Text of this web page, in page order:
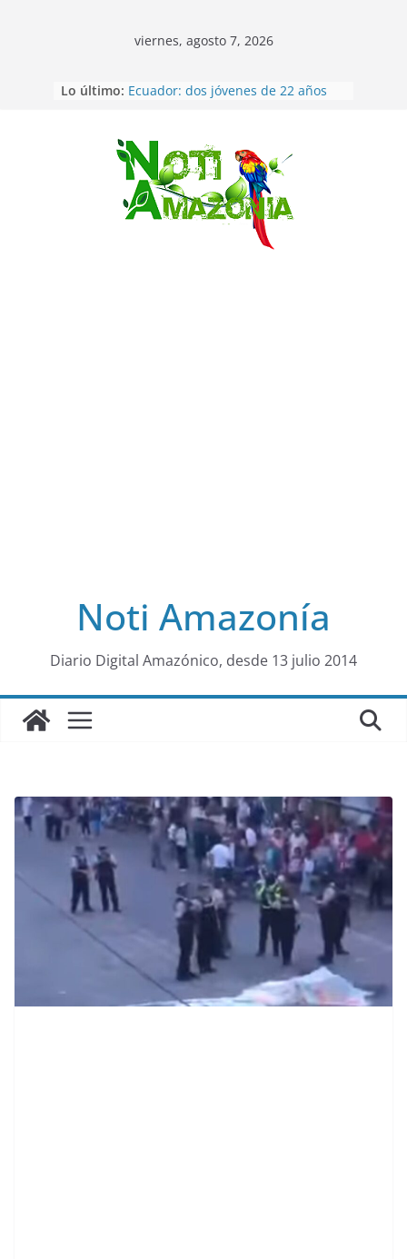
Saltar
al
viernes, agosto 7, 2026
Lo último: Ecuador: dos jóvenes de 22 años
Sentencian a 34 años de prisión a
implicados en caso de Alison,
oriunda de Tena
Vozinha, el arquero sensación de
cabo Verde, ya llegó para
incorporarse a Colo Colo de Chile
Pastaza: la parroquia Diez de
Noti Amazonía
Diario Digital Amazónico, desde 13 julio 2014